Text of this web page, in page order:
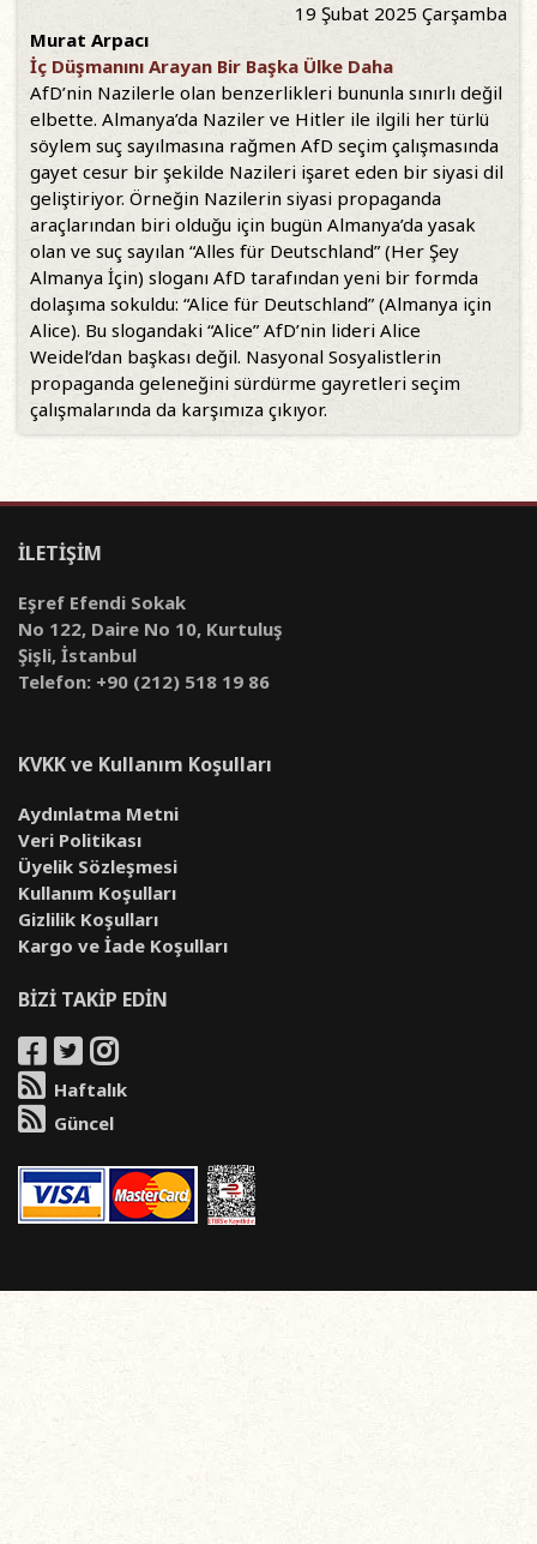
19 Şubat 2025 Çarşamba
Murat Arpacı
İç Düşmanını Arayan Bir Başka Ülke Daha
AfD’nin Nazilerle olan benzerlikleri bununla sınırlı değil
elbette. Almanya’da Naziler ve Hitler ile ilgili her türlü
söylem suç sayılmasına rağmen AfD seçim çalışmasında
gayet cesur bir şekilde Nazileri işaret eden bir siyasi dil
geliştiriyor. Örneğin Nazilerin siyasi propaganda
araçlarından biri olduğu için bugün Almanya’da yasak
olan ve suç sayılan “Alles für Deutschland” (Her Şey
Almanya İçin) sloganı AfD tarafından yeni bir formda
dolaşıma sokuldu: “Alice für Deutschland” (Almanya için
Alice). Bu slogandaki “Alice” AfD’nin lideri Alice
Weidel’dan başkası değil. Nasyonal Sosyalistlerin
propaganda geleneğini sürdürme gayretleri seçim
çalışmalarında da karşımıza çıkıyor.
İLETİŞİM
Eşref Efendi Sokak
No 122, Daire No 10, Kurtuluş
Şişli, İstanbul
Telefon: +90 (212) 518 19 86
KVKK ve Kullanım Koşulları
Aydınlatma Metni
Veri Politikası
Üyelik Sözleşmesi
Kullanım Koşulları
Gizlilik Koşulları
Kargo ve İade Koşulları
BİZİ TAKİP EDİN
Haftalık
Güncel